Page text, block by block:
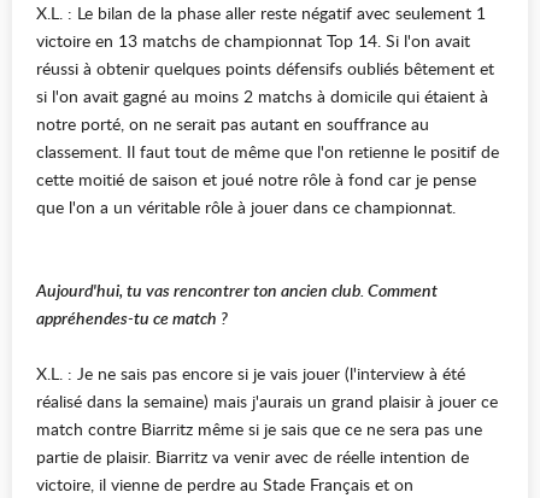
X.L. : Le bilan de la phase aller reste négatif avec seulement 1
victoire en 13 matchs de championnat Top 14. Si l'on avait
réussi à obtenir quelques points défensifs oubliés bêtement et
si l'on avait gagné au moins 2 matchs à domicile qui étaient à
notre porté, on ne serait pas autant en souffrance au
classement. Il faut tout de même que l'on retienne le positif de
cette moitié de saison et joué notre rôle à fond car je pense
que l'on a un véritable rôle à jouer dans ce championnat.
Aujourd'hui, tu vas rencontrer ton ancien club. Comment
appréhendes-tu ce match ?
X.L. : Je ne sais pas encore si je vais jouer (l'interview à été
réalisé dans la semaine) mais j'aurais un grand plaisir à jouer ce
match contre Biarritz même si je sais que ce ne sera pas une
partie de plaisir. Biarritz va venir avec de réelle intention de
victoire, il vienne de perdre au Stade Français et on